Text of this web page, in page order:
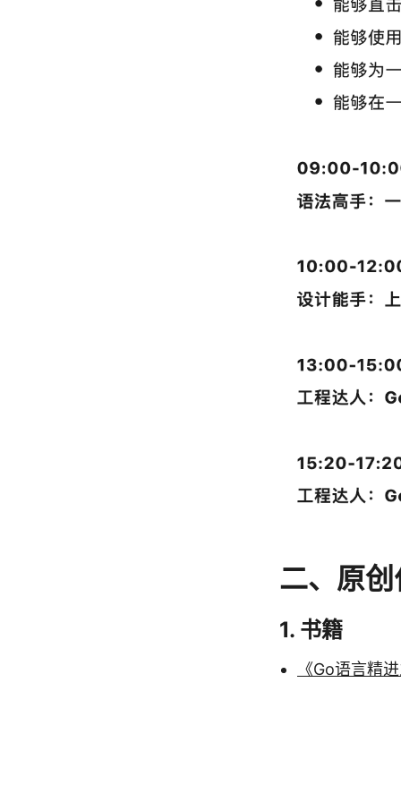
二、原
1. 书籍
《Go语言精